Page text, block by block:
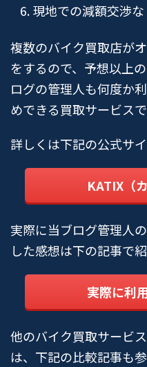
現地での減額交渉な
複数のバイク買取店が
をするので、予想以上
ログの管理人も何度か
めできる買取サービスで
詳しくは下記の公式サ
KATIX（
実際に当ブログ管理人
した感想は下の記事で
実際に利
他のバイク買取サービ
は、下記の比較記事も